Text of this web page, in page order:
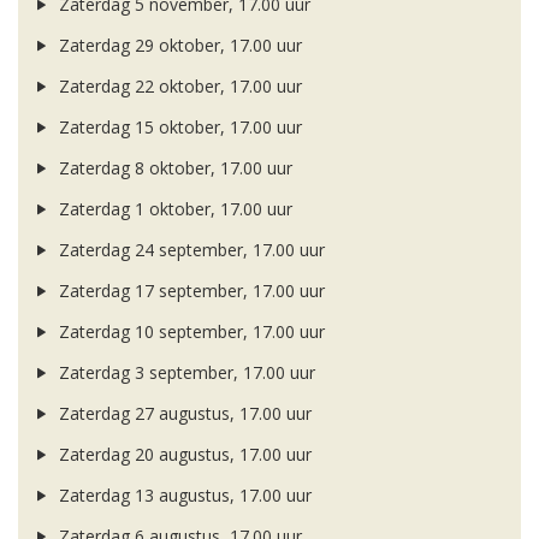
Zaterdag 5 november, 17.00 uur
Zaterdag 29 oktober, 17.00 uur
Zaterdag 22 oktober, 17.00 uur
Zaterdag 15 oktober, 17.00 uur
Zaterdag 8 oktober, 17.00 uur
Zaterdag 1 oktober, 17.00 uur
Zaterdag 24 september, 17.00 uur
Zaterdag 17 september, 17.00 uur
Zaterdag 10 september, 17.00 uur
Zaterdag 3 september, 17.00 uur
Zaterdag 27 augustus, 17.00 uur
Zaterdag 20 augustus, 17.00 uur
Zaterdag 13 augustus, 17.00 uur